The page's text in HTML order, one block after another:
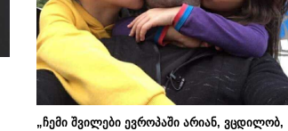
„ჩემი შვილები ევროპაში არიან, ვცდილობ,